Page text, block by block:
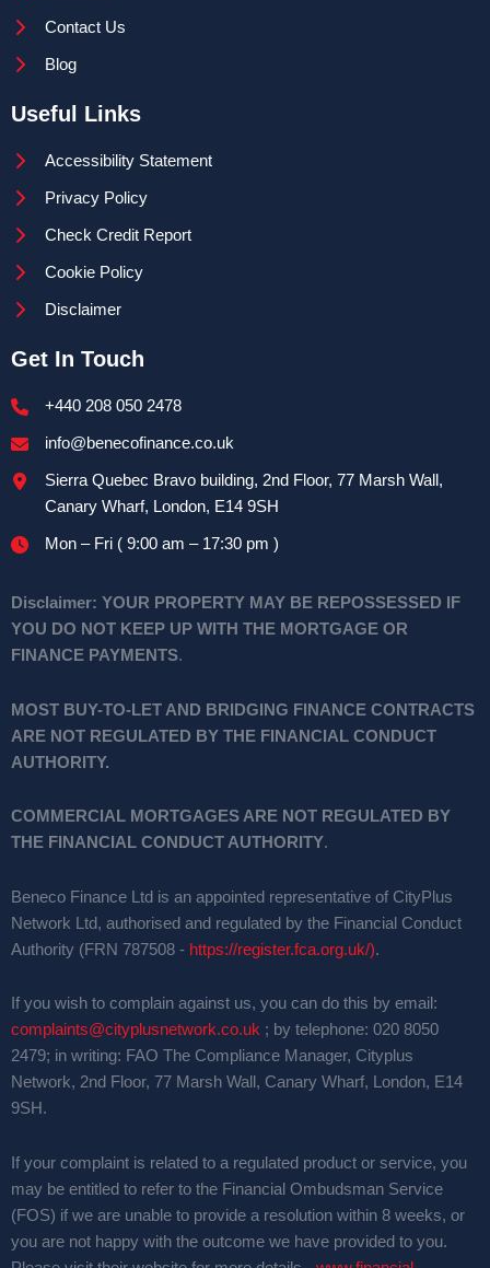
Contact Us
Blog
Useful Links
Accessibility Statement
Privacy Policy
Check Credit Report
Cookie Policy
Disclaimer
Get In Touch
+440 208 050 2478
info@benecofinance.co.uk
Sierra Quebec Bravo building, 2nd Floor, 77 Marsh Wall,
Canary Wharf, London, E14 9SH
Mon – Fri ( 9:00 am – 17:30 pm )
Disclaimer: YOUR PROPERTY MAY BE REPOSSESSED IF
YOU DO NOT KEEP UP WITH THE MORTGAGE OR
FINANCE PAYMENTS.
MOST BUY-TO-LET AND BRIDGING FINANCE CONTRACTS
ARE NOT REGULATED BY THE FINANCIAL CONDUCT
AUTHORITY.
COMMERCIAL MORTGAGES ARE NOT REGULATED BY
THE FINANCIAL CONDUCT AUTHORITY.
Beneco Finance Ltd is an appointed representative of CityPlus
Network Ltd, authorised and regulated by the Financial Conduct
Authority (FRN 787508 - https://register.fca.org.uk/).
If you wish to complain against us, you can do this by email:
complaints@cityplusnetwork.co.uk ; by telephone: 020 8050
2479; in writing: FAO The Compliance Manager, Cityplus
Network, 2nd Floor, 77 Marsh Wall, Canary Wharf, London, E14
9SH.
If your complaint is related to a regulated product or service, you
may be entitled to refer to the Financial Ombudsman Service
(FOS) if we are unable to provide a resolution within 8 weeks, or
you are not happy with the outcome we have provided to you.